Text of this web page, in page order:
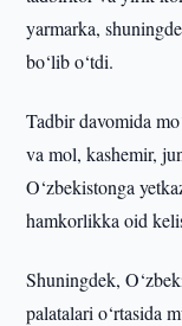
yarmarka,
bo‘lib o‘tdi.
Tadbir davomida
va mol, kashemir,
O‘zbekistonga
hamkorlikka oid
Shuningdek,
palatalari o‘rtasida